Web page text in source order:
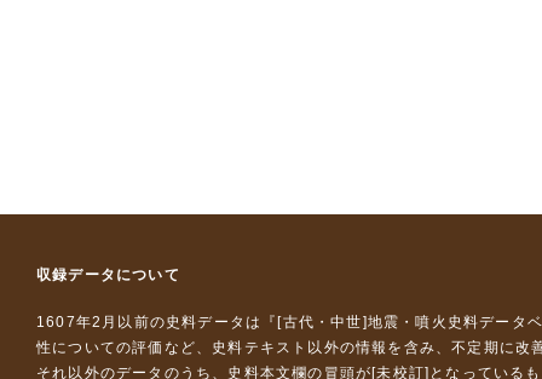
収録データについて
1607年2月以前の史料データは『 [古代・中世]地震・噴火史料データ
性についての評価など、史料テキスト以外の情報を含み、不定期に改
それ以外のデータのうち、史料本文欄の冒頭が[未校訂]となっている